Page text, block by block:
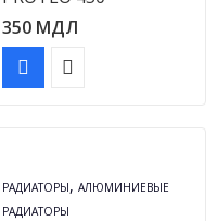
350 МДЛ
РАДИАТОРЫ, АЛЮМИНИЕВЫЕ
РАДИАТОРЫ